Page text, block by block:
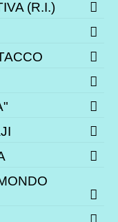
(R.I.)